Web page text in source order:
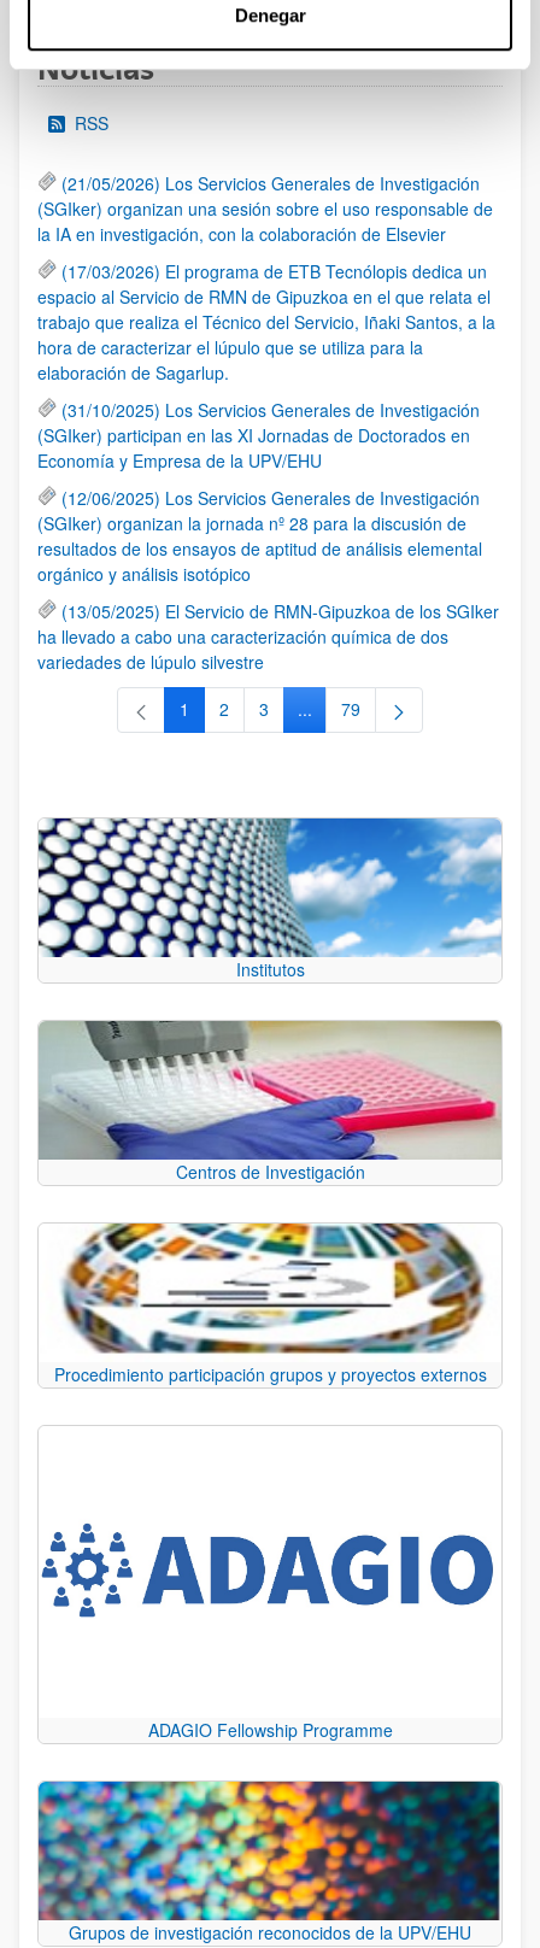
Denegar
Noticias
RSS
(21/05/2026) Los Servicios Generales de Investigación
(SGIker) organizan una sesión sobre el uso responsable de
la IA en investigación, con la colaboración de Elsevier
(17/03/2026) El programa de ETB Tecnólopis dedica un
espacio al Servicio de RMN de Gipuzkoa en el que relata el
trabajo que realiza el Técnico del Servicio, Iñaki Santos, a la
hora de caracterizar el lúpulo que se utiliza para la
elaboración de Sagarlup.
(31/10/2025) Los Servicios Generales de Investigación
(SGIker) participan en las XI Jornadas de Doctorados en
Economía y Empresa de la UPV/EHU
(12/06/2025) Los Servicios Generales de Investigación
(SGIker) organizan la jornada nº 28 para la discusión de
resultados de los ensayos de aptitud de análisis elemental
orgánico y análisis isotópico
(13/05/2025) El Servicio de RMN-Gipuzkoa de los SGIker
ha llevado a cabo una caracterización química de dos
variedades de lúpulo silvestre
Página
1 Página
2 Página
3 ...Páginas intermedias Use TAB
Página
79
Institutos
Centros de Investigación
Procedimiento participación grupos y proyectos externos
ADAGIO Fellowship Programme
Grupos de investigación reconocidos de la UPV/EHU